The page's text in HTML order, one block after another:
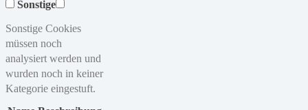
Sonstige
Sonstige Cookies
müssen noch
analysiert werden und
wurden noch in keiner
Kategorie eingestuft.